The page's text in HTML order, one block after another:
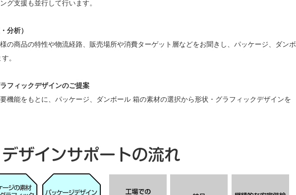
グ支援も並行して行います。
分析）
の商品の特性や物流経路、販売場所や消費ターゲット層などをお聞きし、パッケージ、ダンボ
。
フィックデザインのご提案
機能をもとに、パッケージ、ダンボール 箱の素材の選択から形状・グラフィックデザインを